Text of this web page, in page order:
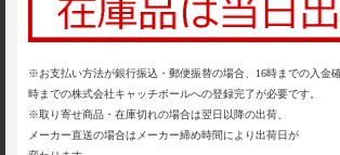
※お支払い方法が銀行振込・郵便振替の場合、16時までの入金
時までの株式会社キャッチボールへの登録完了が必要です。
※取り寄せ商品・在庫切れの場合は翌日以降の出荷、
メーカー直送の場合はメーカー締め時間により出荷日が